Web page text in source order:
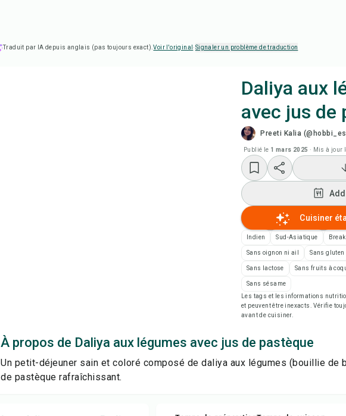
Traduit par IA depuis anglais (pas toujours exact).Voir l'original ·Signaler un problème de traduction
Daliya aux
avec jus de
Preeti Kalia
Publié le 1 mars 2025 · Mis à jour
Cuisiner
Indien Sud-Asiatique
Sans oignon ni ail Sans gluten
Sans lactose Sans fruits à
Sans sésame
Les tags et les informations
et peuvent être inexacts. Vérifie
avant de cuisiner.
À propos de Daliya aux légumes avec jus de pastèque
Un petit-déjeuner sain et coloré composé de daliya aux légumes (bouillie de
de pastèque rafraîchissant.